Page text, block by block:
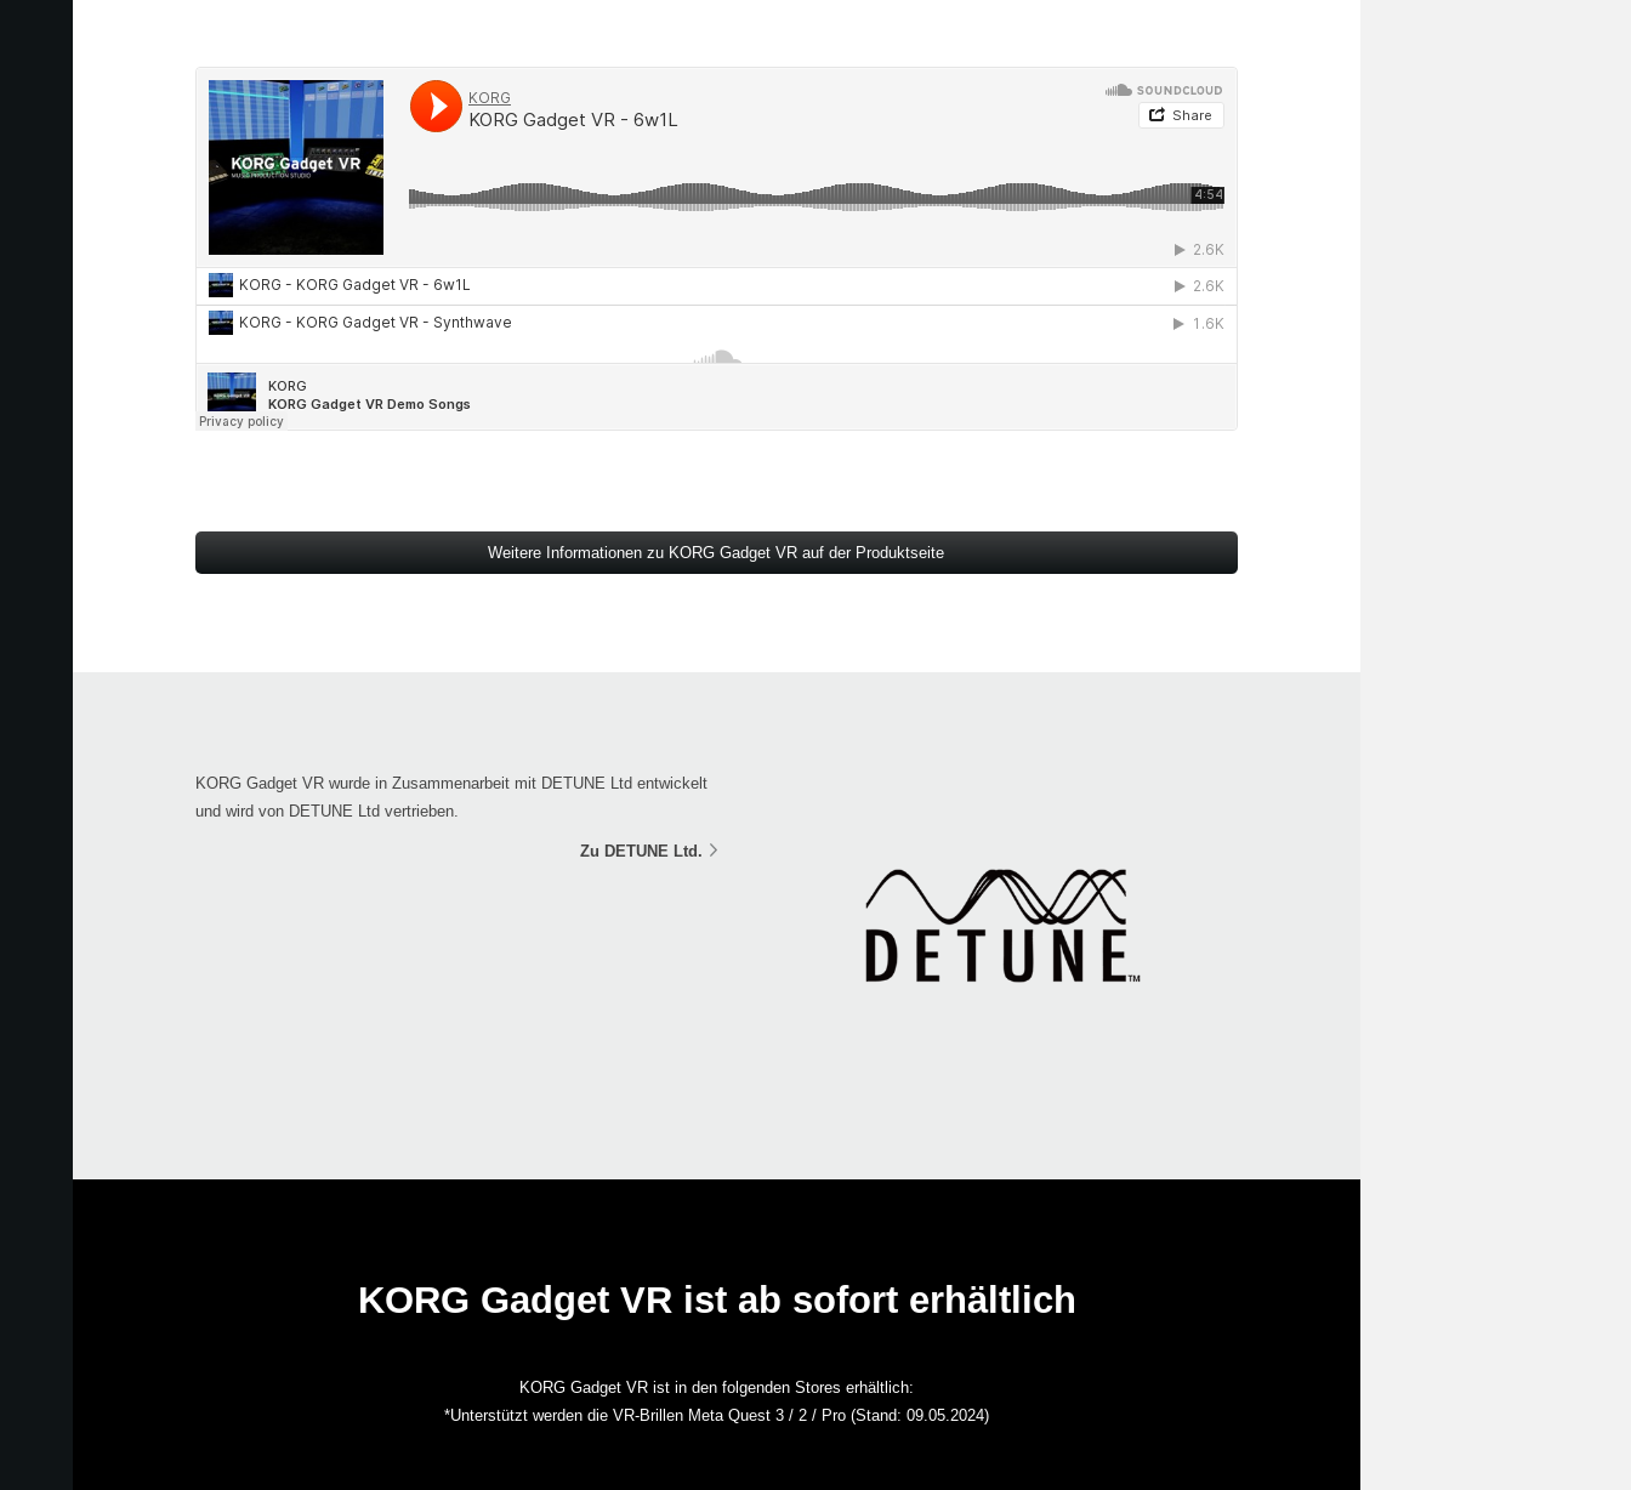
Weitere Informationen zu KORG Gadget VR auf der Produktseite
KORG Gadget VR wurde in Zusammenarbeit mit DETUNE Ltd entwickelt
und wird von DETUNE Ltd vertrieben.
Zu DETUNE Ltd.
KORG Gadget VR ist ab sofort erhältlich
KORG Gadget VR ist in den folgenden Stores erhältlich:
*Unterstützt werden die VR-Brillen Meta Quest 3 / 2 / Pro (Stand: 09.05.2024)